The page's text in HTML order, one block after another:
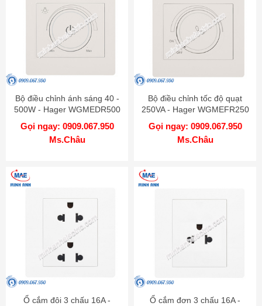
Bộ điều chỉnh ánh sáng 40 -
500W - Hager WGMEDR500
Gọi ngay: 0909.067.950
Ms.Châu
Bộ điều chỉnh tốc độ quạt
250VA - Hager WGMEFR250
Gọi ngay: 0909.067.950
Ms.Châu
Ổ cắm đôi 3 chấu 16A -
Ổ cắm đơn 3 chấu 16A -